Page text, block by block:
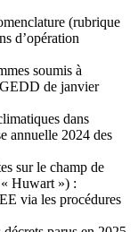
(rubrique
d’opération
soumis à
de janvier
dans
annuelle 2024 des
sur le champ de
Huwart ») :
via les procédures